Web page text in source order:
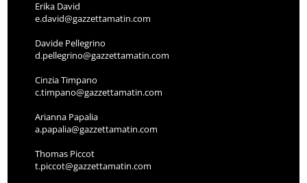
Erika David
e.david@gazzettamatin.com
Davide Pellegrino
d.pellegrino@gazzettamatin.com
Cinzia Timpano
c.timpano@gazzettamatin.com
Arianna Papalia
a.papalia@gazzettamatin.com
Thomas Piccot
t.piccot@gazzettamatin.com